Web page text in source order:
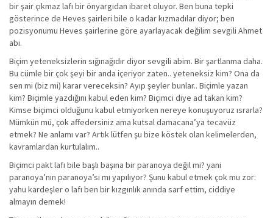
bir şair çıkmaz lafı bir önyargıdan ibaret oluyor. Ben buna tepki
gösterince de Heves şairleri bile o kadar kızmadılar diyor; ben
pozisyonumu Heves şairlerine göre ayarlayacak değilim sevgili Ahmet
abi.
Biçim yeteneksizlerin sığınağıdır diyor sevgili abim. Bir şartlanma daha.
Bu cümle bir çok şeyi bir anda içeriyor zaten.. yeteneksiz kim? Ona da
sen mi (biz mi) karar vereceksin? Ayıp şeyler bunlar.. Biçimle yazan
kim? Biçimle yazdığını kabul eden kim? Biçimci diye ad takan kim?
Kimse biçimci olduğunu kabul etmiyorken nereye konuşuyoruz ısrarla?
Mümkün mü, çok affedersiniz ama kutsal damacana’ya tecavüz
etmek? Ne anlamı var? Artık lütfen şu bize köstek olan kelimelerden,
kavramlardan kurtulalım..
Biçimci pakt lafı bile başlı başına bir paranoya değil mi? yani
paranoya’nın paranoya’sı mı yapılıyor? Şunu kabul etmek çok mu zor:
yahu kardeşler o lafı ben bir kızgınlık anında sarf ettim, ciddiye
almayın demek!